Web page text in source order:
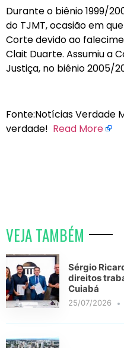
Durante o biênio 1999/
do TJMT, ocasião em
Corte devido ao
Clait Duarte. Assumiu a
Justiça, no biênio 2005/
Fonte:Notícias Verdade
verdade! Read More
VEJA TAMBÉM
Sérgio
direitos
Cuiabá
25/07/2026